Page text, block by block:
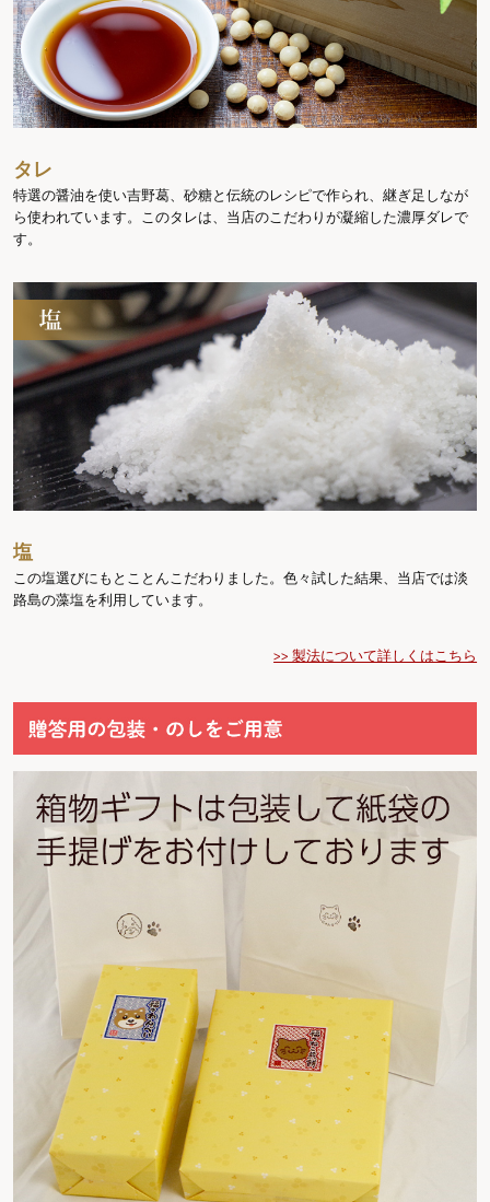
タレ
特選の醤油を使い吉野葛、砂糖と伝統のレシピで作られ、継ぎ足しなが
ら使われています。このタレは、当店のこだわりが凝縮した濃厚ダレで
す。
塩
この塩選びにもとことんこだわりました。色々試した結果、当店では淡
路島の藻塩を利用しています。
>> 製法について詳しくはこちら